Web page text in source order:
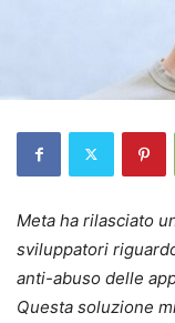
Meta ha rilasciato
sviluppatori
anti-abuso delle
Questa soluzione